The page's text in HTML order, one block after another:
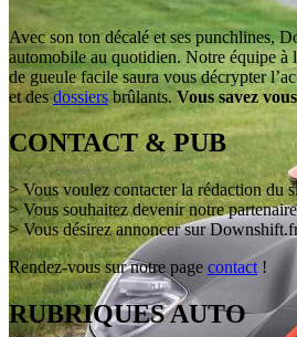
Avec son ton décalé et ses punchlines,
automobile au quotidien. Notre équipe à
de gueule facile saura vous décrypter
et des dossiers brûlants. Vous savez
CONTACT & PUB
> Vous voulez contacter la rédaction du
> Vous souhaitez devenir notre
> Vous désirez annoncer sur
Rendez-vous sur notre page contact !
RUBRIQUES AUTO